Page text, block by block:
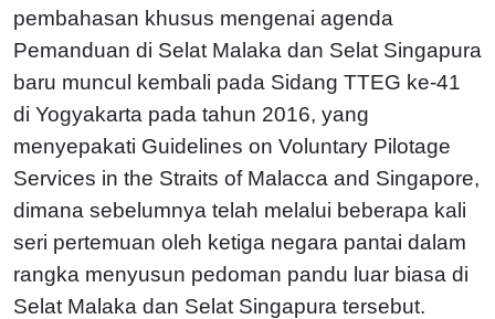
pembahasan khusus mengenai agenda
Pemanduan di Selat Malaka dan Selat Singapura
baru muncul kembali pada Sidang TTEG ke-41
di Yogyakarta pada tahun 2016, yang
menyepakati Guidelines on Voluntary Pilotage
Services in the Straits of Malacca and Singapore,
dimana sebelumnya telah melalui beberapa kali
seri pertemuan oleh ketiga negara pantai dalam
rangka menyusun pedoman pandu luar biasa di
Selat Malaka dan Selat Singapura tersebut.